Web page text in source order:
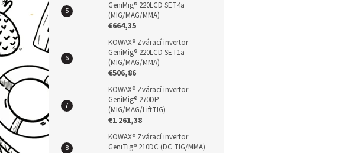
GeniMig® 220LCD SET4a
(MIG/MAG/MMA)
€664,35
KOWAX® Zvárací invertor
GeniMig® 220LCD SET1a
(MIG/MAG/MMA)
€506,86
KOWAX® Zvárací invertor
GeniMig® 270DP
(MIG/MAG/LiftTIG)
€1 261,38
KOWAX® Zvárací invertor
GeniTig® 210DC (DC TIG/MMA)